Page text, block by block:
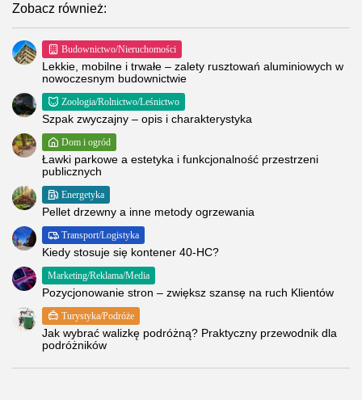
Zobacz również:
Budownictwo/Nieruchomości
Lekkie, mobilne i trwałe – zalety rusztowań aluminiowych w
nowoczesnym budownictwie
Zoologia/Rolnictwo/Leśnictwo
Szpak zwyczajny – opis i charakterystyka
Dom i ogród
Ławki parkowe a estetyka i funkcjonalność przestrzeni
publicznych
Energetyka
Pellet drzewny a inne metody ogrzewania
Transport/Logistyka
Kiedy stosuje się kontener 40-HC?
Marketing/Reklama/Media
Pozycjonowanie stron – zwiększ szansę na ruch Klientów
Turystyka/Podróże
Jak wybrać walizkę podróżną? Praktyczny przewodnik dla
podróżników